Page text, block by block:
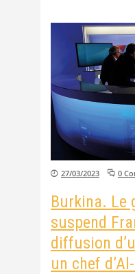
27/03/2023 0
Burkina. Le
suspend
diffusion
un chef